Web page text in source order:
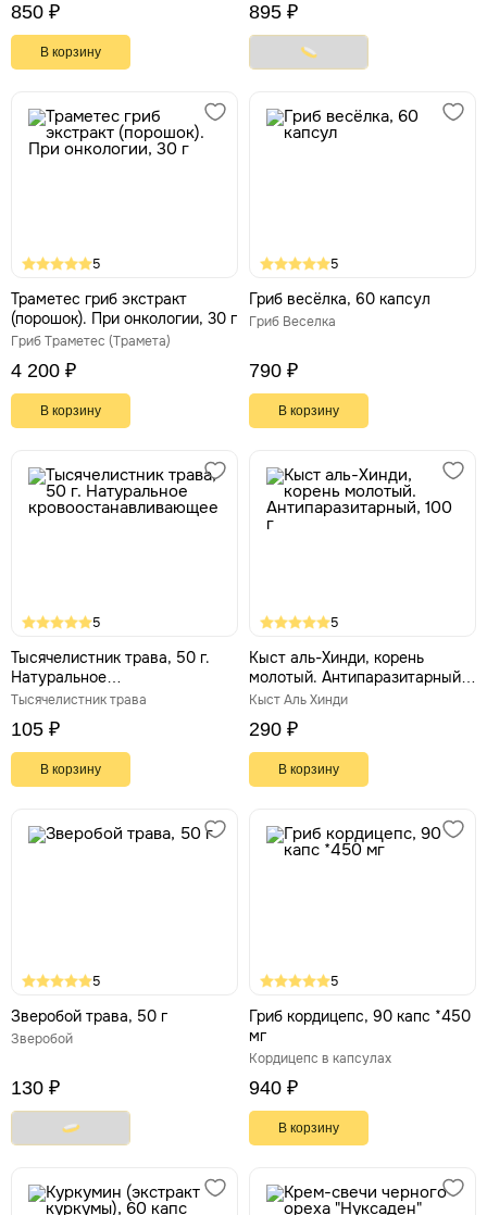
850 ₽
В корзину
895 ₽
5
Траметес гриб экстракт
(порошок). При онкологии, 30 г
Гриб Траметес (Трамета)
4 200 ₽
В корзину
5
Гриб весёлка, 60 капсул
Гриб Веселка
790 ₽
В корзину
5
Тысячелистник трава, 50 г.
Натуральное
кровоостанавливающее
Тысячелистник трава
105 ₽
В корзину
5
Кыст аль-Хинди, корень
молотый. Антипаразитарный,
100 г
Кыст Аль Хинди
290 ₽
В корзину
5
Зверобой трава, 50 г
Зверобой
130 ₽
5
Гриб кордицепс, 90 капс *450
мг
Кордицепс в капсулах
940 ₽
В корзину